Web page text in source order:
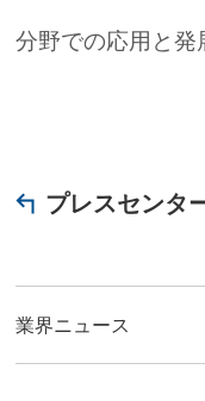
分野での応用と発
プレスセンタ
業界ニュース